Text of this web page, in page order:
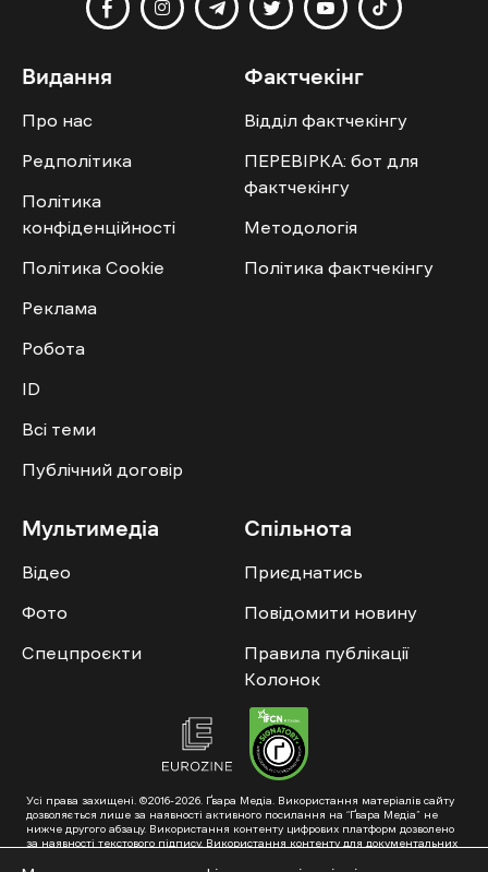
Видання
Про нас
Редполітика
Політика
конфіденційності
Політика Cookie
Реклама
Робота
ID
Всі теми
Публічний договір
Фактчекінг
Відділ фактчекінгу
ПЕРЕВІРКА: бот для
фактчекінгу
Методологія
Політика фактчекінгу
Мультимедіа
Відео
Фото
Спецпроєкти
Спільнота
Приєднатись
Повідомити новину
Правила публікації
Колонок
Усі права захищені. ©2016-2026. Ґвара Медіа. Використання матеріалів сайту
дозволяється лише за наявності активного посилання на “Ґвара Медіа” не
нижче другого абзацу. Використання контенту цифрових платформ дозволено
за наявності текстового підпису. Використання контенту для документальних